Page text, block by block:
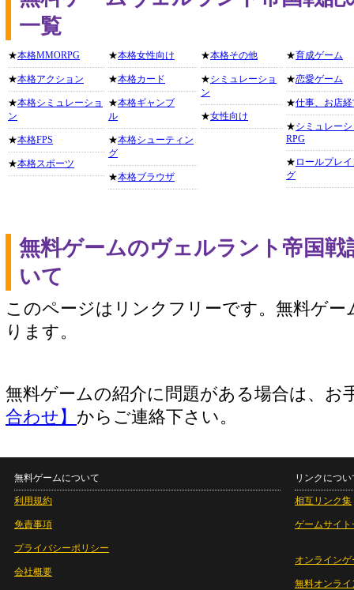
一覧
★本格MMORPG
★本格アクション
★本格シミュレーショ
ン
★本格FPS
★本格スポーツ
★本格女性向け
★本格カード
★本格ギャンブ
ル
★本格シューティン
グ
★本格ブラウザ
★本格その他
★シミュレーショ
ン
★女性向け
★育成ゲーム
★恋愛ゲーム
★仕事、お店
★シミュレー
RPG
★ ロールプレ
グ
無料ゲームのヴェルラント帝国
いて
このページはリンクフリーです。無料ゲー
ります。
無料ゲームの紹介に問題がある場合は、お
合わせ】 からご連絡下さい。
無料ゲームについて
利用規約
免責事項
プライバシーポリシー
会社概要
リンクについ
相互リンク集
ゲームサイト
オンラインゲ
無料オンライ